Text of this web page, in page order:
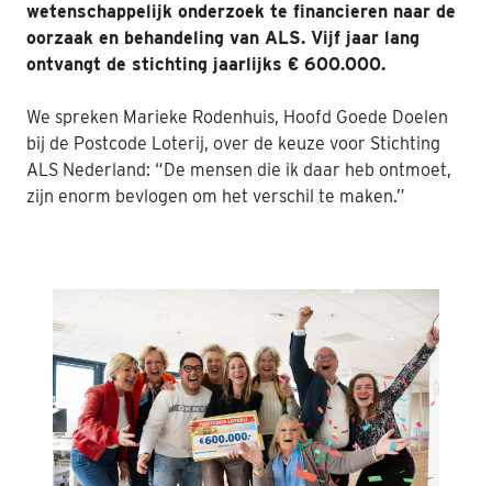
Nieuws
Interviews
Nabestaanden
Webshop
Contact
wetenschappelijk onderzoek te financieren naar de
oorzaak en behandeling van ALS. Vijf jaar lang
ontvangt de stichting jaarlijks € 600.000.
We spreken Marieke Rodenhuis, Hoofd Goede Doelen
bij de Postcode Loterij, over de keuze voor Stichting
ALS Nederland: “De mensen die ik daar heb ontmoet,
zijn enorm bevlogen om het verschil te maken.”